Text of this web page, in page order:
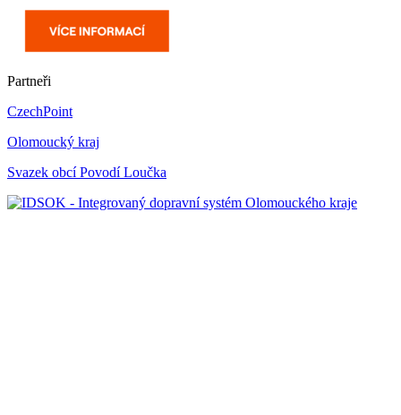
Partneři
CzechPoint
Olomoucký kraj
Svazek obcí Povodí Loučka